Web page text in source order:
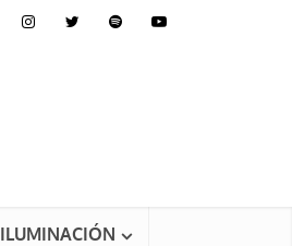
ILUMINACIÓN